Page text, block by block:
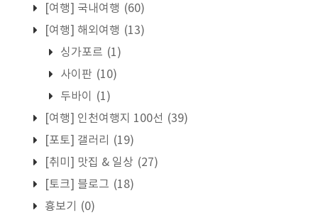
[여행] 국내여행 (60)
[여행] 해외여행 (13)
싱가포르 (1)
사이판 (10)
두바이
(1)
[여행] 인천여행지 100선 (39)
[포토] 갤러리
(19)
[취미] 맛집 & 일상 (27)
[토크] 블로그 (18)
흉보기
(0)